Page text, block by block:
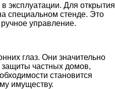
эксплуатации. Для открытия
специальном стенде. Это
управление.
глаз. Они значительно
частных домов,
становится
имуществу.